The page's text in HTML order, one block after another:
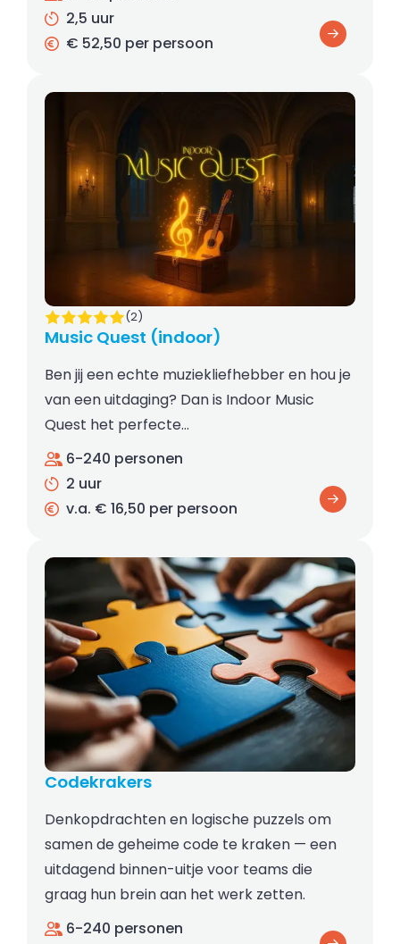
2,5 uur
€ 52,50 per persoon
Music Quest (indoor)
(2)
Ben jij een echte muziekliefhebber en hou je
van een uitdaging? Dan is Indoor Music
Quest het perfecte…
6-240 personen
2 uur
v.a. € 16,50 per persoon
Codekrakers
Denkopdrachten en logische puzzels om
samen de geheime code te kraken — een
uitdagend binnen-uitje voor teams die
graag hun brein aan het werk zetten.
6-240 personen